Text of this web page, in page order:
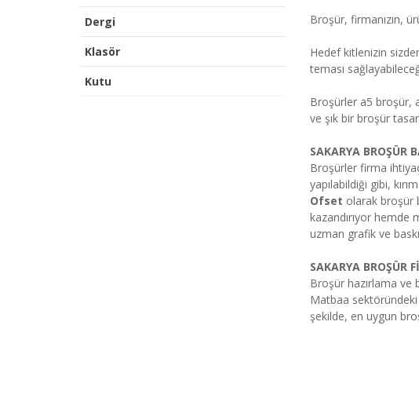
Dergi
Klasör
Kutu
Broşür, firmanızın,
Hedef kitlenizin
teması
Broşürler a5 broşür,
ve şık bir broşür
SAKARYA BROŞÜR
Broşürler firma
yapılabildiği gibi,
Ofset olarak broşür
kazandırıyor hemde
uzman grafik ve
SAKARYA BROŞÜR
Broşür hazırlama ve
Matbaa sektöründeki
şekilde, en uygun